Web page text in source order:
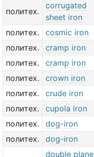
политех.
corrugated
sheet iron
политех.
cosmic iron
политех.
cramp iron
политех.
cramp iron
политех.
crown iron
политех.
crude iron
политех.
cupola iron
политех.
dog-iron
политех.
dog-iron
double plane